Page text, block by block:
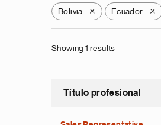
Bolivia X Ecuador X
Showing 1 results
Título profesional